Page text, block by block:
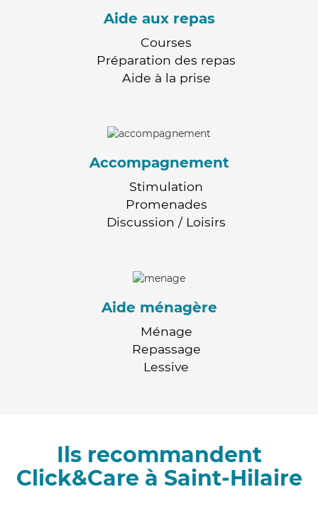
Aide aux repas
Courses
Préparation des repas
Aide à la prise
Accompagnement
Stimulation
Promenades
Discussion / Loisirs
Aide ménagère
Ménage
Repassage
Lessive
Ils recommandent
Click&Care à Saint-Hilaire